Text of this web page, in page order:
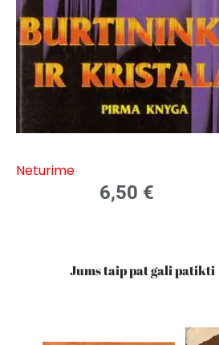
Neturime
6,50 €
Jums taip pat gali patikti